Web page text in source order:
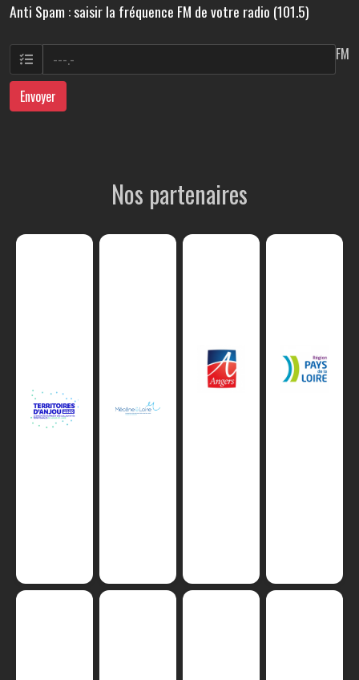
Anti Spam : saisir la fréquence FM de votre radio (101.5)
FM
Envoyer
Nos partenaires